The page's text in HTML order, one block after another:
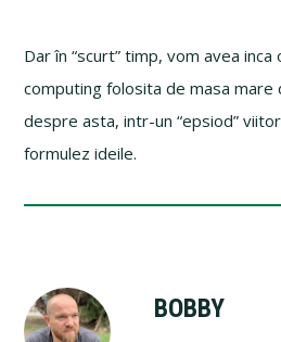
Dar în “scurt” timp, vom avea
computing folosita de masa mare
despre asta, intr-un “epsiod”
formulez ideile.
BOBBY